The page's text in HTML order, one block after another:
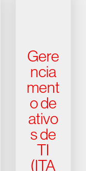
Gere
ncia
ment
o de
ativo
s de
TI
(ITA